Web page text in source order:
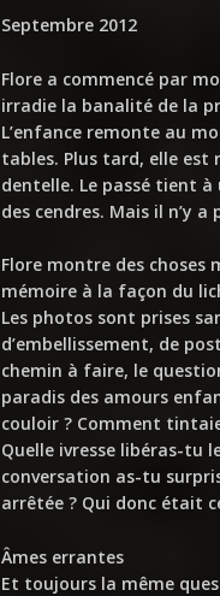
Septembre 2012
Flore a commencé par
irradie la banalité de la
L’enfance remonte au
tables. Plus tard, elle est
dentelle. Le passé tient à
des cendres. Mais il n’y a
Flore montre des choses
mémoire à la façon du
Les photos sont prises
d’embellissement, de
chemin à faire, le
paradis des amours
couloir ? Comment
Quelle ivresse libéras-tu
conversation as-tu
arrêtée ? Qui donc était
Âmes errantes
Et toujours la même